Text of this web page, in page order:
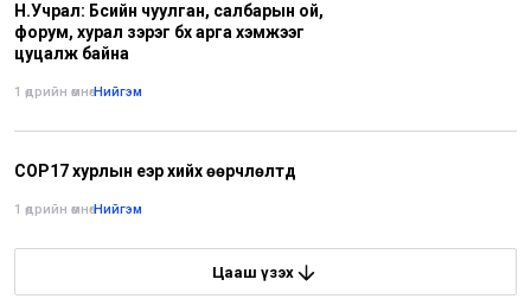
Н.Учрал: Бүсийн чуулган, салбарын ой,
форум, хурал зэрэг бүх арга хэмжээг
цуцалж байна
1 өдрийн өмнө•Нийгэм
СОР17 хурлын үеэр хийх өөрчлөлтүүд
1 өдрийн өмнө•Нийгэм
Цааш үзэх